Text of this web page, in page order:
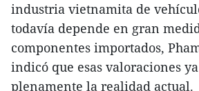
industria vietnamita de
todavía depende en gran
componentes importados,
indicó que esas valoraciones
plenamente la realidad actual.